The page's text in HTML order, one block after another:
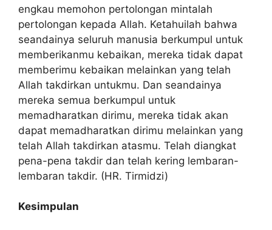
engkau memohon pertolongan mintalah
pertolongan kepada Allah. Ketahuilah bahwa
seandainya seluruh manusia berkumpul untuk
memberikanmu kebaikan, mereka tidak dapat
memberimu kebaikan melainkan yang telah
Allah takdirkan untukmu. Dan seandainya
mereka semua berkumpul untuk
memadharatkan dirimu, mereka tidak akan
dapat memadharatkan dirimu melainkan yang
telah Allah takdirkan atasmu. Telah diangkat
pena-pena takdir dan telah kering lembaran-
lembaran takdir. (HR. Tirmidzi)
Kesimpulan